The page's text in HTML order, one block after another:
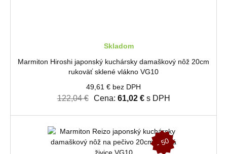
Skladom
Marmiton Hiroshi japonský kuchársky damaškový nôž 20cm
rukoväť sklené vlákno VG10
49,61 € bez DPH
122,04 € Cena: 61,02 €s DPH
-
5
0